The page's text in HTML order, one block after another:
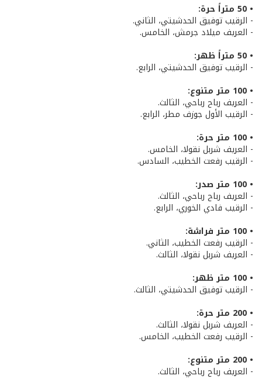
• 50 متراً حرة:
- الرقيب توفيق الحدشيتي، الثاني.
- العريف ميلاد جرمش، الخامس.
• 50 متراً ظهر:
- الرقيب توفيق الحدشيتي، الرابع.
• 100 متر متنوع:
- العريف رباح رباحي، الثالث.
- الرقيب الأول جوزف مطر، الرابع.
• 100 متر حرة:
- العريف شربل نقولا، الخامس.
- الرقيب رفعت الخطيب، السادس.
• 100 متر صدر:
- العريف رباح رباحي، الثالث.
- الرقيب فادي الخوري، الرابع.
• 100 متر فراشة:
- الرقيب رفعت الخطيب، الثاني.
- العريف شربل نقولا، الثالث.
• 100 متر ظهر:
- الرقيب توفيق الحدشيتي، الثالث.
• 200 متر حرة:
- العريف شربل نقولا، الثالث.
- الرقيب رفعت الخطيب، الخامس.
• 200 متر متنوع:
- العريف رباح رباحي، الثالث.